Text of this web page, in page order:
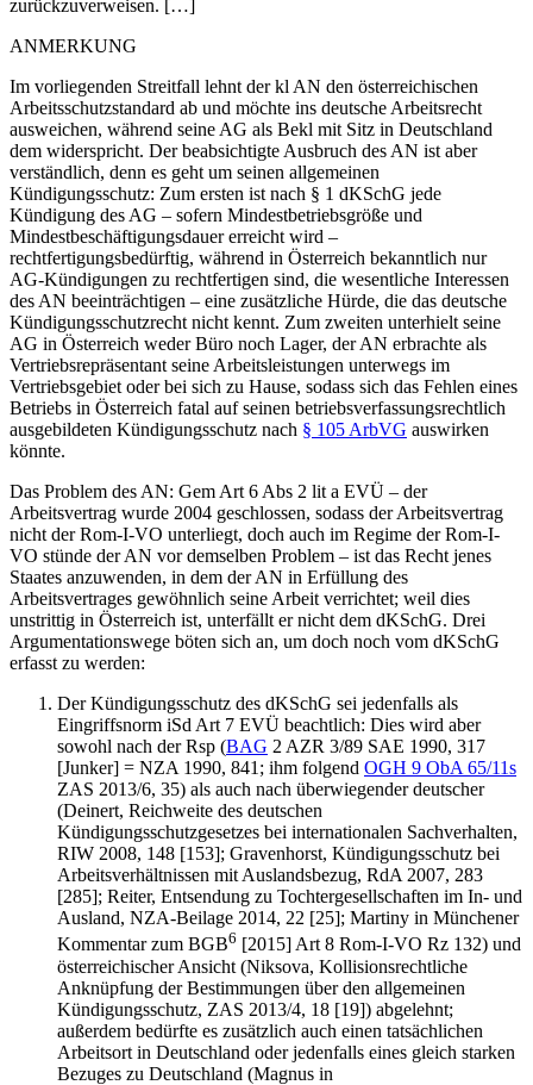
zurückzuverweisen. […]
ANMERKUNG
Im vorliegenden Streitfall lehnt der kl AN den österreichischen
Arbeitsschutzstandard ab und möchte ins deutsche Arbeitsrecht
ausweichen, während seine AG als Bekl mit Sitz in Deutschland
dem widerspricht. Der beabsichtigte Ausbruch des AN ist aber
verständlich, denn es geht um seinen allgemeinen
Kündigungsschutz: Zum ersten ist nach § 1 dKSchG jede
Kündigung des AG – sofern Mindestbetriebsgröße und
Mindestbeschäftigungsdauer erreicht wird –
rechtfertigungsbedürftig, während in Österreich bekanntlich nur
AG-Kündigungen zu rechtfertigen sind, die wesentliche Interessen
des AN beeinträchtigen – eine zusätzliche Hürde, die das deutsche
Kündigungsschutzrecht nicht kennt. Zum zweiten unterhielt seine
AG in Österreich weder Büro noch Lager, der AN erbrachte als
Vertriebsrepräsentant seine Arbeitsleistungen unterwegs im
Vertriebsgebiet oder bei sich zu Hause, sodass sich das Fehlen eines
Betriebs in Österreich fatal auf seinen betriebsverfassungsrechtlich
ausgebildeten Kündigungsschutz nach § 105 ArbVG auswirken
könnte.
Das Problem des AN: Gem Art 6 Abs 2 lit a EVÜ – der
Arbeitsvertrag wurde 2004 geschlossen, sodass der Arbeitsvertrag
nicht der Rom-I-VO unterliegt, doch auch im Regime der Rom-I-
VO stünde der AN vor demselben Problem – ist das Recht jenes
Staates anzuwenden, in dem der AN in Erfüllung des
Arbeitsvertrages gewöhnlich seine Arbeit verrichtet; weil dies
unstrittig in Österreich ist, unterfällt er nicht dem dKSchG. Drei
Argumentationswege böten sich an, um doch noch vom dKSchG
erfasst zu werden:
Der Kündigungsschutz des dKSchG sei jedenfalls als
Eingriffsnorm iSd Art 7 EVÜ beachtlich: Dies wird aber
sowohl nach der Rsp (BAG 2 AZR 3/89 SAE 1990, 317
[Junker] = NZA 1990, 841 ; ihm folgend OGH 9 ObA 65/11s
ZAS 2013/6, 35) als auch nach überwiegender deutscher
(Deinert, Reichweite des deutschen
Kündigungsschutzgesetzes bei internationalen Sachverhalten,
RIW 2008, 148 [153]; Gravenhorst, Kündigungsschutz bei
Arbeitsverhältnissen mit Auslandsbezug, RdA 2007, 283
[285]; Reiter, Entsendung zu Tochtergesellschaften im In- und
Ausland, NZA-Beilage 2014, 22 [25]; Martiny in Münchener
Kommentar zum BGB6 [2015] Art 8 Rom-I-VO Rz 132) und
österreichischer Ansicht (Niksova, Kollisionsrechtliche
Anknüpfung der Bestimmungen über den allgemeinen
Kündigungsschutz, ZAS 2013/4, 18 [19]) abgelehnt;
außerdem bedürfte es zusätzlich auch einen tatsächlichen
Arbeitsort in Deutschland oder jedenfalls eines gleich starken
Bezuges zu Deutschland (Magnus in